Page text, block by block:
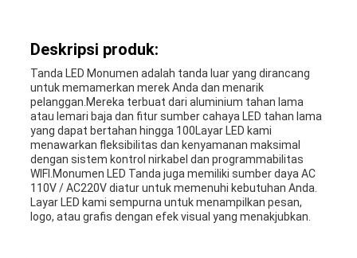
Deskripsi produk:
Tanda LED Monumen adalah tanda luar yang dirancang
untuk memamerkan merek Anda dan menarik
pelanggan.Mereka terbuat dari aluminium tahan lama
atau lemari baja dan fitur sumber cahaya LED tahan lama
yang dapat bertahan hingga 100Layar LED kami
menawarkan fleksibilitas dan kenyamanan maksimal
dengan sistem kontrol nirkabel dan programmabilitas
WIFI.Monumen LED Tanda juga memiliki sumber daya AC
110V / AC220V diatur untuk memenuhi kebutuhan Anda.
Layar LED kami sempurna untuk menampilkan pesan,
logo, atau grafis dengan efek visual yang menakjubkan.